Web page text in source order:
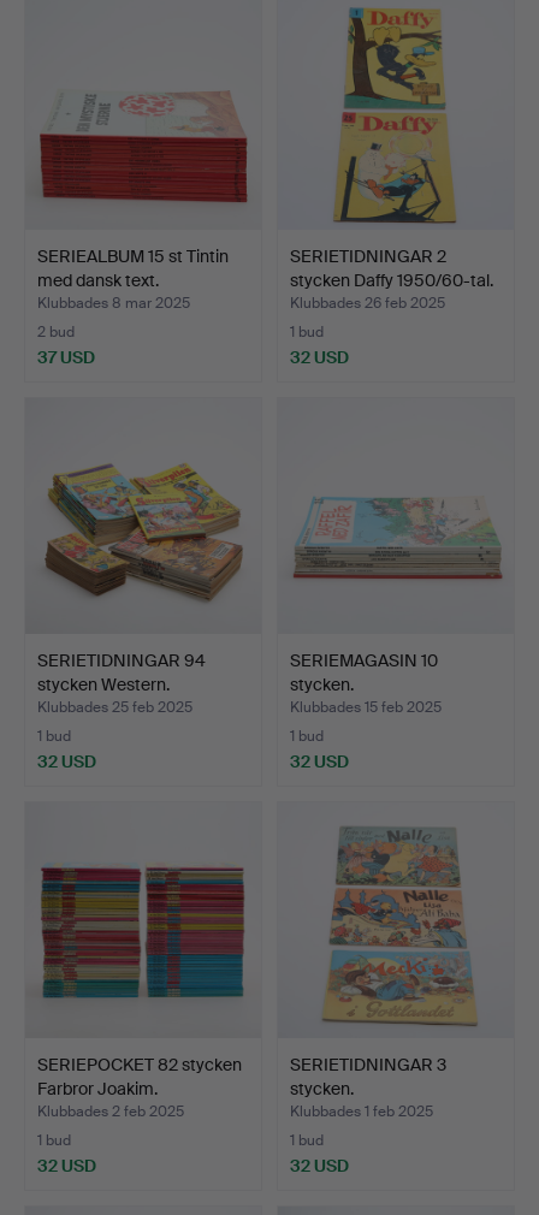
SERIEALBUM 15 st Tintin
med dansk text.
Klubbades 8 mar 2025
2 bud
37 USD
SERIETIDNINGAR 2
stycken Daffy 1950/60-tal.
Klubbades 26 feb 2025
1 bud
32 USD
SERIETIDNINGAR 94
stycken Western.
Klubbades 25 feb 2025
1 bud
32 USD
SERIEMAGASIN 10
stycken.
Klubbades 15 feb 2025
1 bud
32 USD
SERIEPOCKET 82 stycken
Farbror Joakim.
Klubbades 2 feb 2025
1 bud
32 USD
SERIETIDNINGAR 3
stycken.
Klubbades 1 feb 2025
1 bud
32 USD